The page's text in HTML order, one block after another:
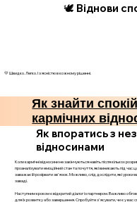
🕊️ Віднови
💛 Швидко. Легко. І з ясністю в кожному рішенні.
Як знайти
кармічних
Як впоратись з
відносинами
Коли кармічні відносини не закінчуються навіть після кількох
проаналізувати емоційний стан та почуття, які виникають під
заважає їй розірвати зв'язок. Можливо, слід дослідити, які уроки
заваді.
Наступним кроком є відкритий діалог із партнером. Важливо
для їх розвитку або завершення. Спробуйте з'ясувати, чи є у вас